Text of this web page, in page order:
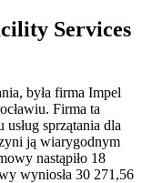
Services
była firma Impel
Firma ta
sprzątania dla
ją wiarygodnym
nastąpiło 18
wyniosła 30 271,56